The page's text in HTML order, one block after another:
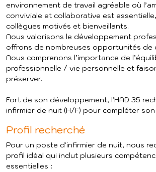
environnement de travail agréable où
conviviale et collaborative est
collègues motivés et bienveillants.
Nous valorisons le développement
offrons de nombreuses opportunités de
Nous comprenons l’importance de
professionnelle / vie personnelle et
préserver.
Fort de son développement, l'HAD 35
infirmier de nuit (H/F) pour compléter
Profil recherché
Pour un poste d'infirmier de nuit, nous
profil idéal qui inclut plusieurs
essentielles :